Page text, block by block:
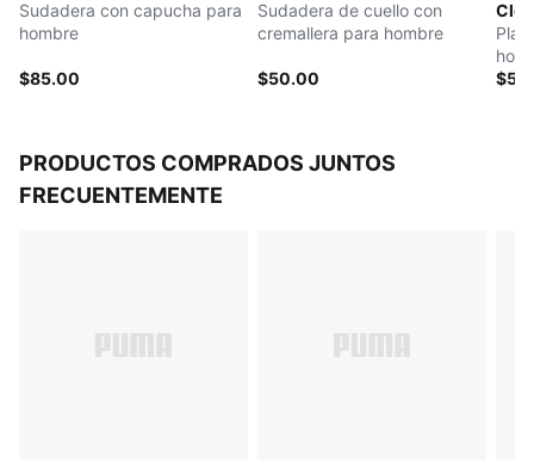
movimiento
Sudadera con capucha para
hombre
$85.00
Sudadera de cuello con
cremallera para hombre
$50.00
PRODUCTOS COMPRADOS JUNTOS
FRECUENTEMENTE